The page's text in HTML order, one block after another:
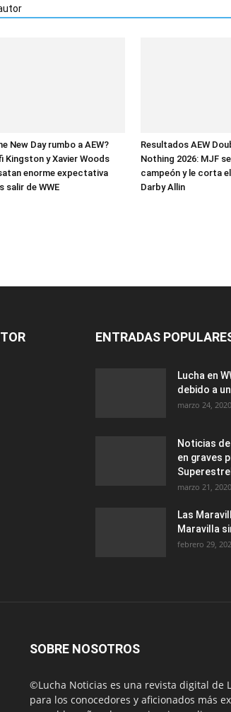
New Day rumbo a AEW?
Kingston y Xavier Woods
enorme expectativa
salir de WWE
Resultados AEW
Nothing 2026: MJF
campeón y le corta
Darby Allin
ENTRADAS
Lucha en
debido a
marzo 24, 2020
Noticias de
en graves
marzo 21, 2020
Las
Maravilla
febrero 29,
SOBRE NOSOTROS
©Lucha Noticias es una revista digital de
para los conocedores y aficionados más